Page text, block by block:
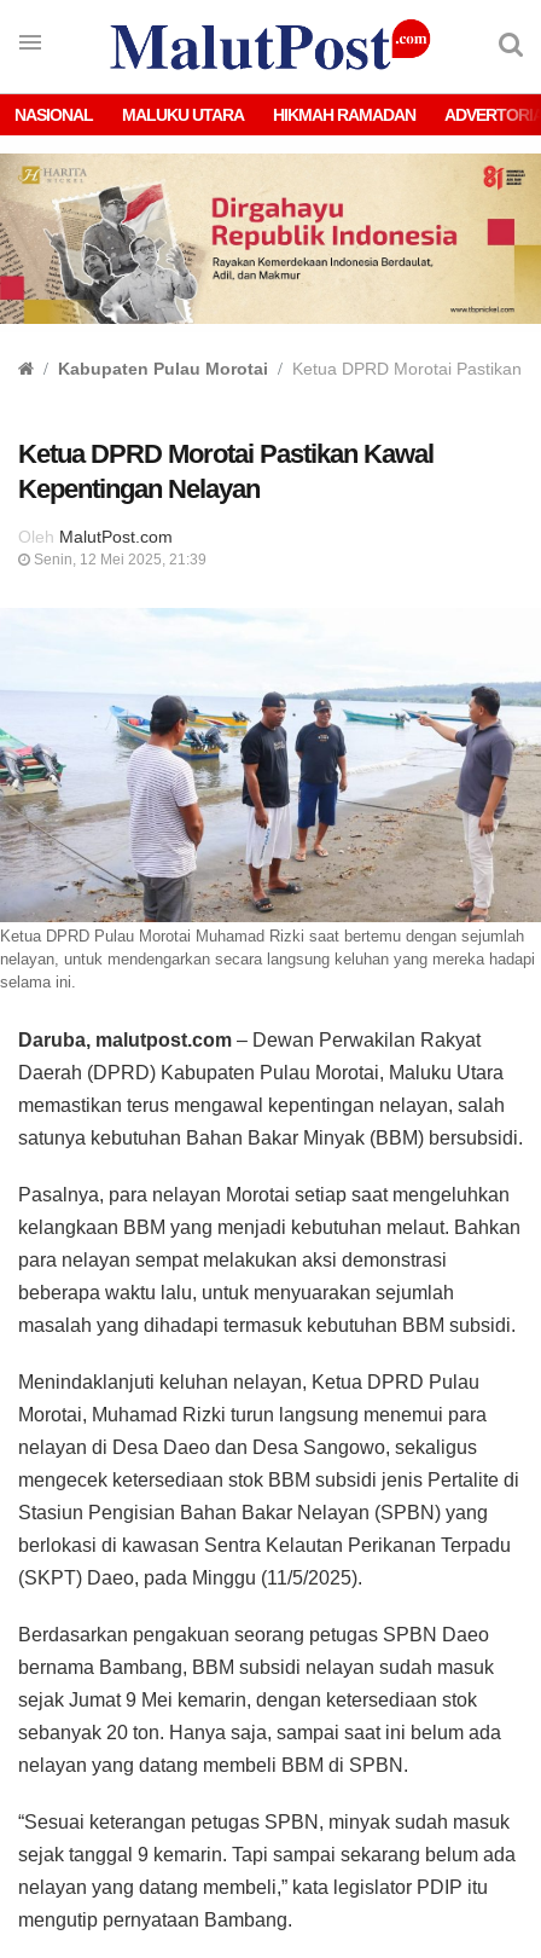
NASIONAL MALUKU UTARA HIKMAH RAMADAN
Kabupaten Pulau Morotai Ketua DPRD Morotai Pastikan
Ketua DPRD Morotai Pastikan Kawal
Kepentingan Nelayan
Oleh MalutPost.com
Senin, 12 Mei 2025, 21:39
Ketua DPRD Pulau Morotai Muhamad Rizki saat bertemu dengan sejumlah
nelayan, untuk mendengarkan secara langsung keluhan yang mereka hadapi
selama ini.
Daruba, malutpost.com – Dewan Perwakilan Rakyat
Daerah (DPRD) Kabupaten Pulau Morotai, Maluku Utara
memastikan terus mengawal kepentingan nelayan, salah
satunya kebutuhan Bahan Bakar Minyak (BBM) bersubsidi.
Pasalnya, para nelayan Morotai setiap saat mengeluhkan
kelangkaan BBM yang menjadi kebutuhan melaut. Bahkan
para nelayan sempat melakukan aksi demonstrasi
beberapa waktu lalu, untuk menyuarakan sejumlah
masalah yang dihadapi termasuk kebutuhan BBM subsidi.
Menindaklanjuti keluhan nelayan, Ketua DPRD Pulau
Morotai, Muhamad Rizki turun langsung menemui para
nelayan di Desa Daeo dan Desa Sangowo, sekaligus
mengecek ketersediaan stok BBM subsidi jenis Pertalite di
Stasiun Pengisian Bahan Bakar Nelayan (SPBN) yang
berlokasi di kawasan Sentra Kelautan Perikanan Terpadu
(SKPT) Daeo, pada Minggu (11/5/2025).
Berdasarkan pengakuan seorang petugas SPBN Daeo
bernama Bambang, BBM subsidi nelayan sudah masuk
sejak Jumat 9 Mei kemarin, dengan ketersediaan stok
sebanyak 20 ton. Hanya saja, sampai saat ini belum ada
nelayan yang datang membeli BBM di SPBN.
“Sesuai keterangan petugas SPBN, minyak sudah masuk
sejak tanggal 9 kemarin. Tapi sampai sekarang belum ada
nelayan yang datang membeli,” kata legislator PDIP itu
mengutip pernyataan Bambang.